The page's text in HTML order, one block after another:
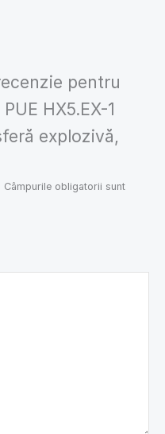
pentru
HX5.EX-1
explozivă,
Câmpurile obligatorii sunt